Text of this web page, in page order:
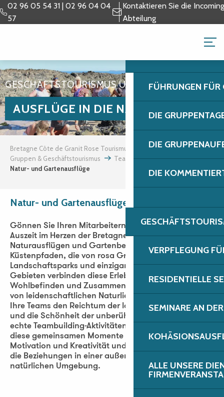
Aller
au
02 96 05 54 31 | 02 96 04 04
57
Kontaktieren Sie die
Abteilung
GRUPPEN &
FÜHRUNGEN FÜR
DIE
DIE
DIE
VERPFLEGUNG
RESIDENTIELLE
SEMINARE AN
ALLE UNSERE
GESCHÄFTSTOURISMUS UND INCENTIVES
AUSFLÜGE IN DIE NATUR
Bretagne Côte de Granit Rose Tourismus
Gruppen & Geschäftstourismus
Teambuilding und Incentives
Natur- und Gartenausflüge
Natur- und Gartenausflüge
Gönnen Sie Ihren Mitarbeitern eine inspirierende
Auszeit im Herzen der Bretagne mit unseren
Naturausflügen und Gartenbesuchen. Zwischen
Küstenpfaden, die von rosa Granit gesäumt sind,
Landschaftsparks und einzigartigen botanischen
Gebieten verbinden diese Erlebnisse Entdeckung,
Wohlbefinden und Zusammenhalt. Unter der Leitung
von leidenschaftlichen Naturliebhabern erkunden
Ihre Teams den Reichtum der lokalen Biodiversität
und die Schönheit der unberührten Landschaften. Als
echte Teambuilding-Aktivitäten im Freien fördern
diese gemeinsamen Momente Kommunikation,
Motivation und Kreativität und stärken gleichzeitig
die Beziehungen in einer außergewöhnlichen
natürlichen Umgebung.